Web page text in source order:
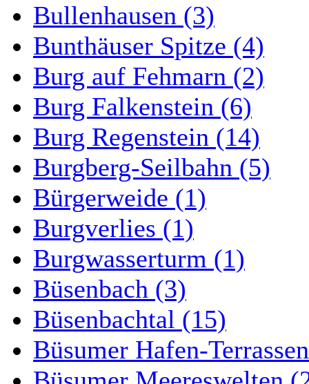
Bullenhausen (3)
Bunthäuser Spitze (4)
Burg auf Fehmarn (2)
Burg Falkenstein (6)
Burg Regenstein (14)
Burgberg-Seilbahn (5)
Bürgerweide (1)
Burgverlies (1)
Burgwasserturm (1)
Büsenbach (3)
Büsenbachtal (15)
Büsumer Hafen-